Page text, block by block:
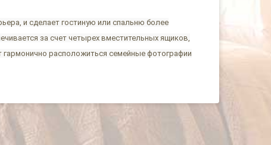
и сделает гостиную или спальню более
за счет четырех вместительных ящиков,
гармонично расположиться семейные фотографии